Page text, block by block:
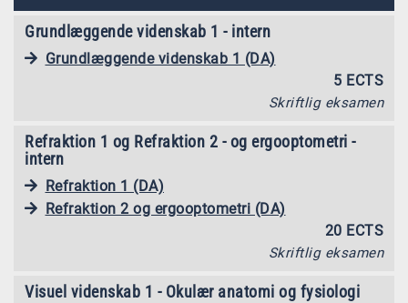
Grundlæggende videnskab 1 - intern
Grundlæggende videnskab 1 (DA)
5 ECTS
Skriftlig eksamen
Refraktion 1 og Refraktion 2 - og ergooptometri -
intern
Refraktion 1 (DA)
Refraktion 2 og ergooptometri (DA)
20 ECTS
Skriftlig eksamen
Visuel videnskab 1 - Okulær anatomi og fysiologi